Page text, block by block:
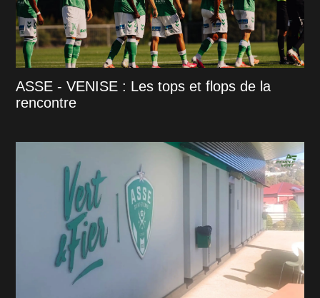
ASSE - VENISE : Les tops et flops de la
rencontre